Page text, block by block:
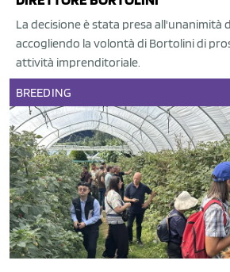
La decisione è stata presa all'unanimità
accogliendo la volontà di Bortolini di
attività imprenditoriale.
BREEDING